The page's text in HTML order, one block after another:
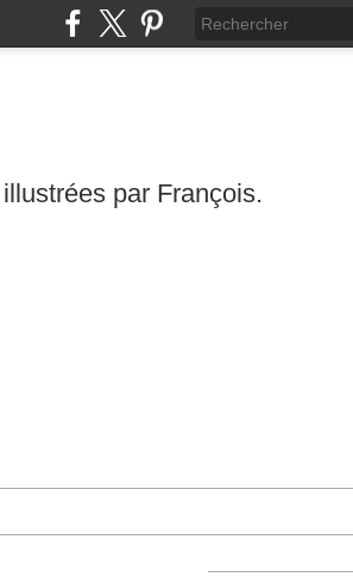
par François.